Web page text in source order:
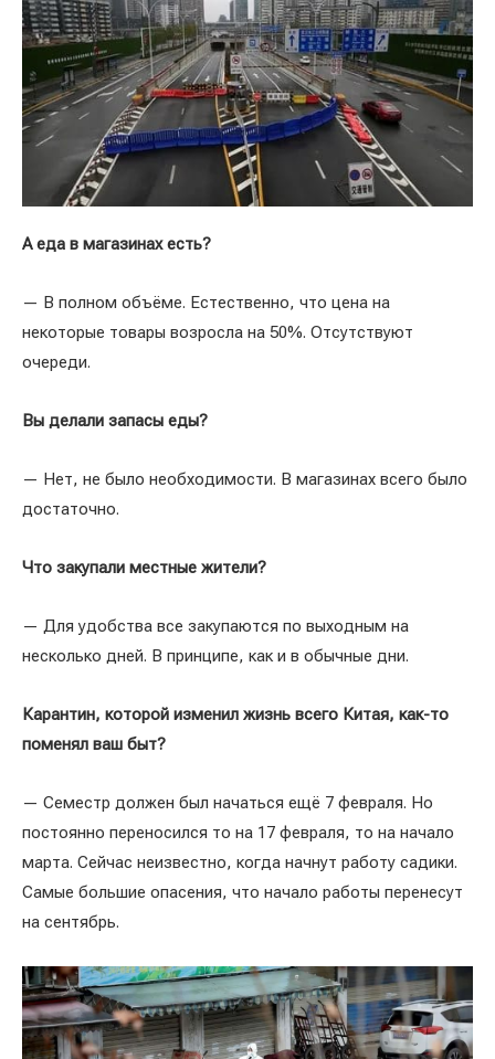
А еда в магазинах есть?
— В полном объёме. Естественно, что цена на
некоторые товары возросла на 50%. Отсутствуют
очереди.
Вы делали запасы еды?
— Нет, не было необходимости. В магазинах всего было
достаточно.
Что закупали местные жители?
— Для удобства все закупаются по выходным на
несколько дней. В принципе, как и в обычные дни.
Карантин, которой изменил жизнь всего Китая, как-то
поменял ваш быт?
— Семестр должен был начаться ещё 7 февраля. Но
постоянно переносился то на 17 февраля, то на начало
марта. Сейчас неизвестно, когда начнут работу садики.
Самые большие опасения, что начало работы перенесут
на сентябрь.